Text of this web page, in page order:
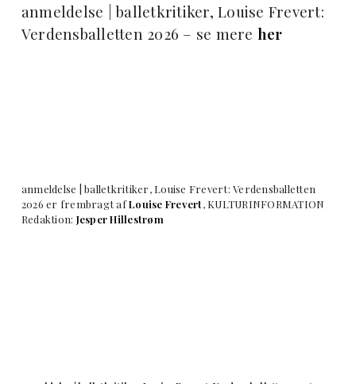
anmeldelse | balletkritiker, Louise Frevert:
Verdensballetten 2026 – se mere her
anmeldelse | balletkritiker, Louise Frevert: Verdensballetten
2026 er frembragt afLouise Frevert, KULTURINFORMATION
Redaktion: Jesper Hillestrøm